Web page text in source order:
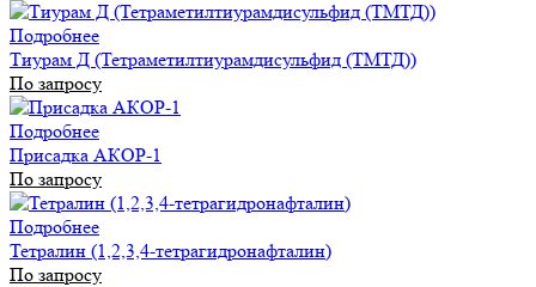
Подробнее
Тиурам Д (Тетраметилтиурамдисульфид (ТМТД))
По запросу
Подробнее
Присадка АКОР-1
По запросу
Подробнее
Тетралин (1,2,3,4-тетрагидронафталин)
По запросу